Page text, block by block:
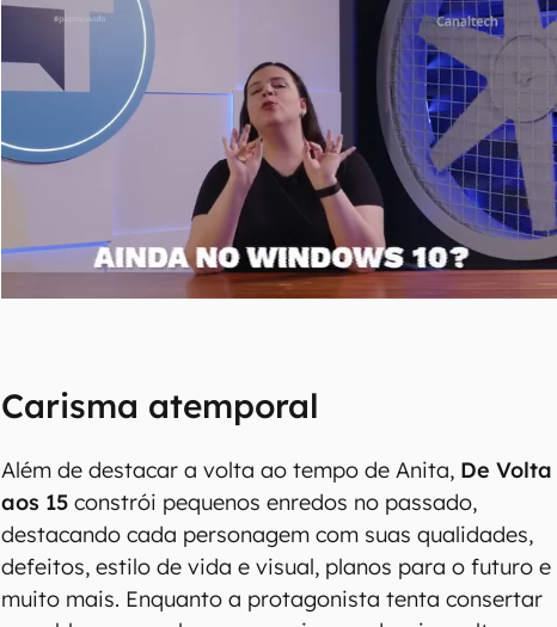
Carisma atemporal
Além de destacar a volta ao tempo de Anita, De Volta
aos 15 constrói pequenos enredos no passado,
destacando cada personagem com suas qualidades,
defeitos, estilo de vida e visual, planos para o futuro e
muito mais. Enquanto a protagonista tenta consertar